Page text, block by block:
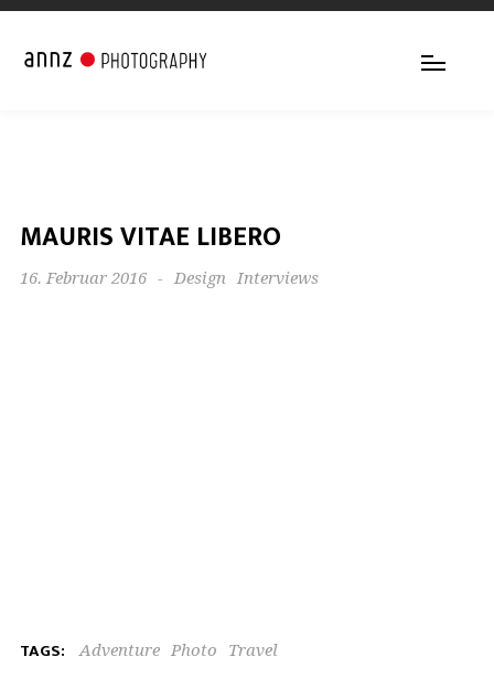
MAURIS VITAE LIBERO
16. Februar 2016 - Design Interviews
TAGS: Adventure Photo Travel